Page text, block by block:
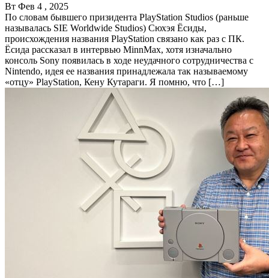
Вт Фев 4 , 2025
По словам бывшего призидента PlayStation Studios (раньше
называлась SIE Worldwide Studios) Сюхэя Ёсиды,
происхождения названия PlayStation связано как раз с ПК.
Ёсида рассказал в интервью MinnMax, хотя изначально
консоль Sony появилась в ходе неудачного сотрудничества с
Nintendo, идея ее названия принадлежала так называемому
«отцу» PlayStation, Кену Кутараги. Я помню, что […]